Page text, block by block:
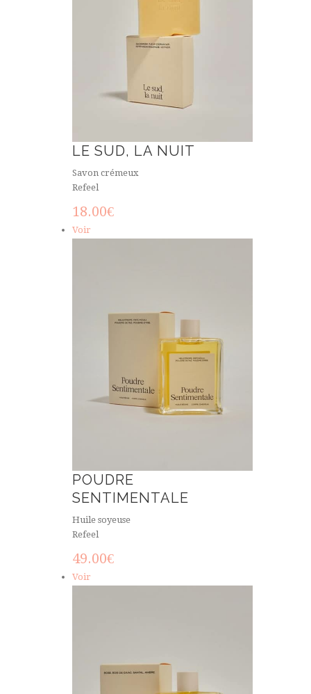
LE SUD, LA NUIT
Savon crémeux
Refeel
18.00€
Voir
POUDRE
SENTIMENTALE
Huile soyeuse
Refeel
49.00€
Voir